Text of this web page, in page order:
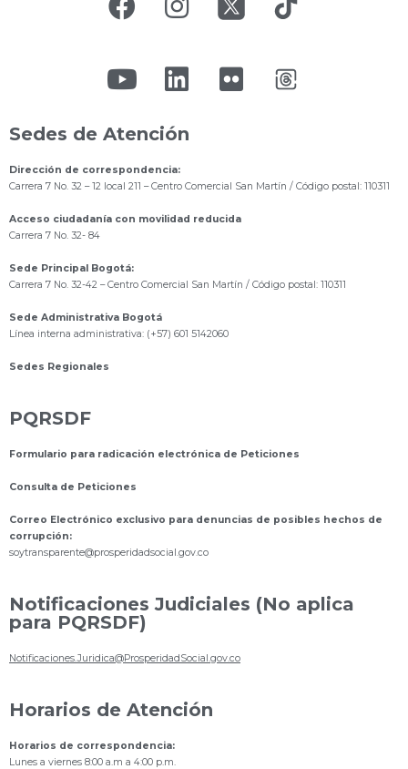
Sedes de Atención
Dirección de correspondencia:
Carrera 7 No. 32 – 12 local 211 – Centro Comercial San Martín / Código postal: 110311
Acceso ciudadanía con movilidad reducida
Carrera 7 No. 32- 84
Sede Principal Bogotá:
Carrera 7 No. 32-42 – Centro Comercial San Martín / Código postal: 110311
Sede Administrativa Bogotá
Línea interna administrativa: (+57) 601 5142060
Sedes Regionales
PQRSDF
Formulario para radicación electrónica de Peticiones
Consulta de Peticiones
Correo Electrónico exclusivo para denuncias de posibles hechos de
corrupción:
soytransparente@prosperidadsocial.gov.co
Notificaciones Judiciales (No aplica
para PQRSDF)
Notificaciones.Juridica@ProsperidadSocial.gov.co
Horarios de Atención
Horarios de correspondencia:
Lunes a viernes 8:00 a.m a 4:00 p.m.